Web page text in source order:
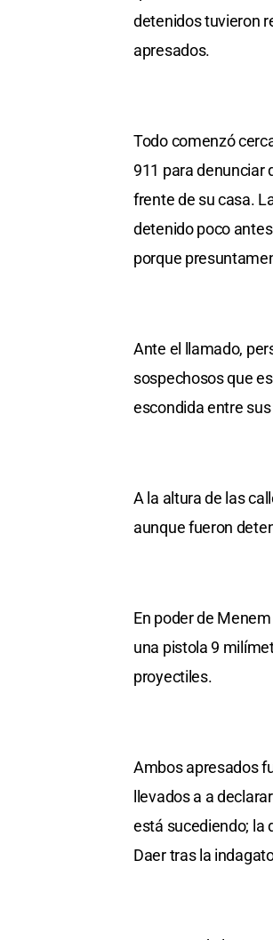
detenidos tuvieron
apresados.
Todo comenzó
911 para denunciar
frente de su casa.
detenido poco
porque
Ante el llamado,
sospechosos que
escondida entre
A la altura de las
aunque fueron
En poder de
una pistola 9
proyectiles.
Ambos apresados
llevados a a
está sucediendo; la
Daer tras la